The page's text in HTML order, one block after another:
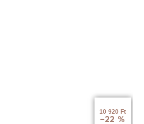
10 920 Ft
–22 %